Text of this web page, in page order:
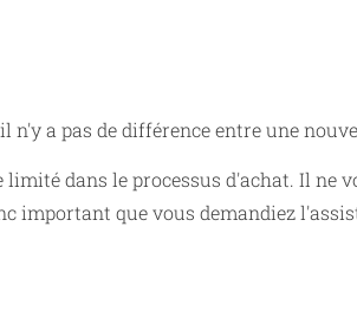
n'y a pas de différence entre une
dans le processus d'achat. Il ne
important que vous demandiez